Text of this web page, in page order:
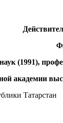
(1991),
академии
Татарстан